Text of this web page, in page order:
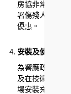
房協非常重視為
署傷殘人士泊車
優惠。
安裝及使用電動
為響應政府推動
及在技術可行的
場安裝充電器。